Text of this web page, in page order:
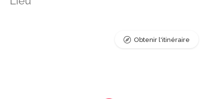
Obtenir l'itinéraire